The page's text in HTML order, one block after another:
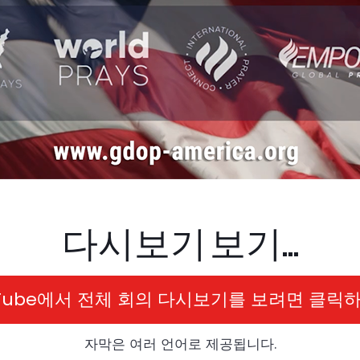
다시보기 보기...
에서 전체 회의 다시보기를 보려면 클릭
자막은 여러 언어로 제공됩니다.